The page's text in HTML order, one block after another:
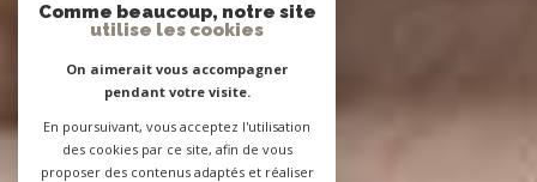
Comme beaucoup, notre site
utilise les cookies
On aimerait vous accompagner
pendant votre visite.
En poursuivant, vous acceptez l'utilisation
des cookies par ce site, afin de vous
proposer des contenus adaptés et réaliser